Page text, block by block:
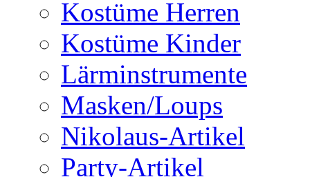
Kostüme Herren
Kostüme Kinder
Lärminstrumente
Masken/Loups
Nikolaus-Artikel
Party-Artikel